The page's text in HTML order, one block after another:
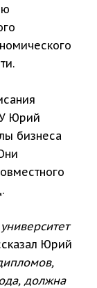
Юрий
бизнеса
Юрий
должна